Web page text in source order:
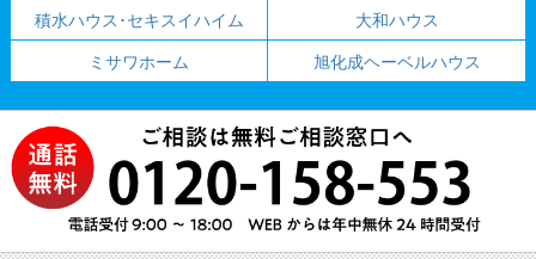
積水ハウス･セキスイハイム
大和ハウス
ミサワホーム
旭化成ヘーベルハウス